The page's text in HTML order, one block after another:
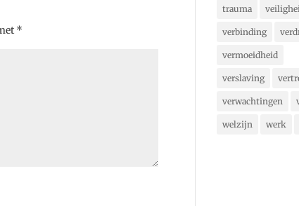
*
trauma
verbinding
vermoeidheid
verslaving
verwachtingen
welzijn werk